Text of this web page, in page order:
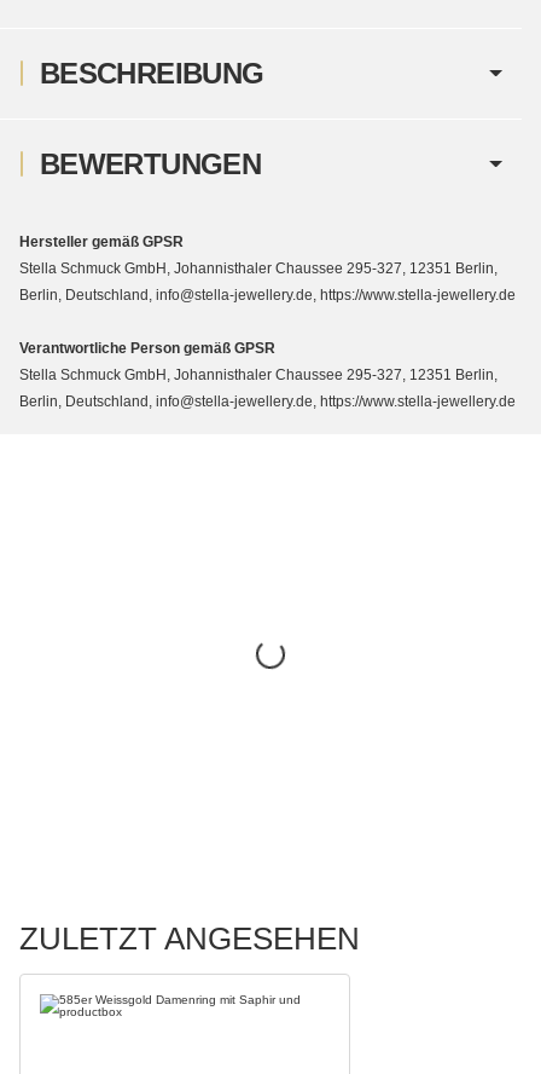
BESCHREIBUNG
BEWERTUNGEN
Hersteller gemäß GPSR
Stella Schmuck GmbH, Johannisthaler Chaussee 295-327, 12351 Berlin,
Berlin, Deutschland, info@stella-jewellery.de, https://www.stella-jewellery.de
Verantwortliche Person gemäß GPSR
Stella Schmuck GmbH, Johannisthaler Chaussee 295-327, 12351 Berlin,
Berlin, Deutschland, info@stella-jewellery.de, https://www.stella-jewellery.de
ZULETZT ANGESEHEN